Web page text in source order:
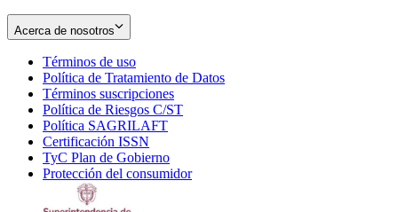
Acerca de nosotros
Términos de uso
in
new
window
Política de Tratamiento de Datos
Términos suscripciones
in
Política de Riesgos C/ST
Política SAGRILAFT
new
window
Certificación ISSN
in
new
TyC Plan de Gobierno
in
Protección del consumidorOpens